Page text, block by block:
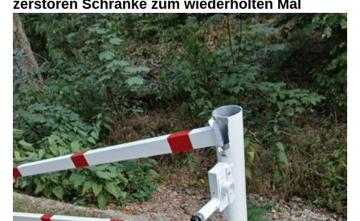
zerstören Schranke zum wiederholten Mal